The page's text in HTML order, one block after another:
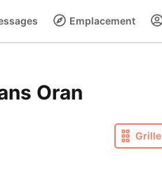
Emplacement
Oran
Grille